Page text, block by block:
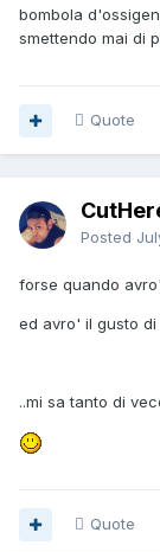
bombola
smettendo mai di
Quote
Posted
forse quando
ed avro' il gusto
..mi sa tanto di
Quote